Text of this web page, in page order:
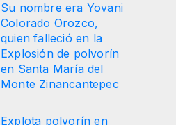
Su nombre era Yovani
Colorado Orozco,
quien falleció en la
Explosión de polvorín
en Santa María del
Monte Zinancantepec
Explota polvorín en